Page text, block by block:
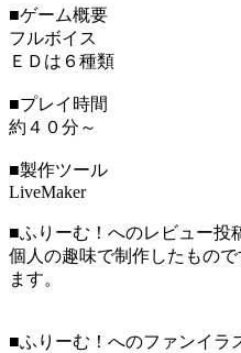
■ゲーム概要
フルボイス
ＥＤは６種類
■プレイ時間
約４０分～
■製作ツール
LiveMaker
■ふりーむ！へのレビュー投
個人の趣味で制作したもの
ます。
■ふりーむ！へのファンイラ